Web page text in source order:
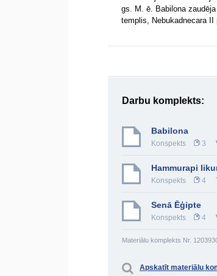
gs. M. ē. Babilona
templis, Nebukadnecara
Darbu komplekts:
Babilona
Konspekts 3
Hammurapi
Konspekts 4
Senā Ēģipte
Konspekts 4
Materiālu komplekts Nr.
Apskatīt materiālu